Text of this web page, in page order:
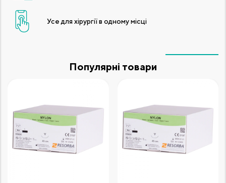
Усе для хірургії в одному місці
Популярні товари